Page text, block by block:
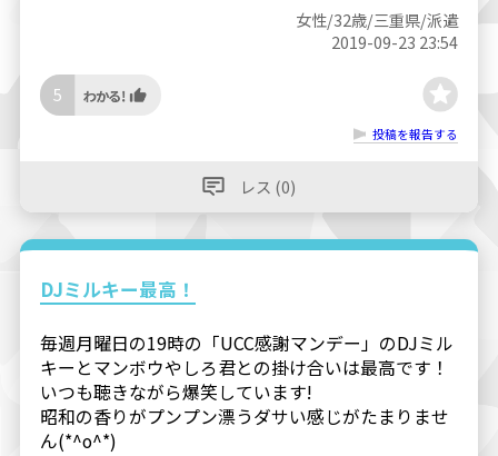
女性/32歳/三重県/派遣
2019-09-23 23:54
5
投稿を報告する
レス (0)
DJミルキー最高！
毎週月曜日の19時の「UCC感謝マンデー」のDJミル
キーとマンボウやしろ君との掛け合いは最高です！
いつも聴きながら爆笑しています!
昭和の香りがプンプン漂うダサい感じがたまりませ
ん(*^o^*)